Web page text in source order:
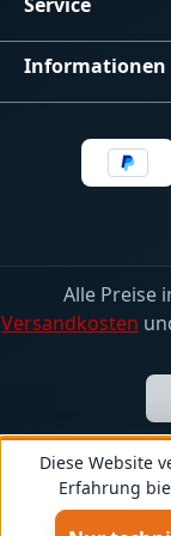
Informationen
Alle Preise
Versandkosten
Diese Website
Erfahrung